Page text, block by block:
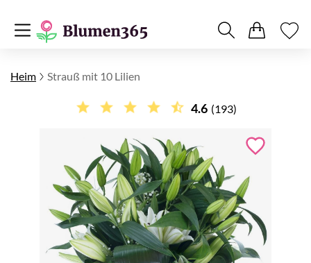
Heim Strauß mit 10 Lilien
4.6 (193)